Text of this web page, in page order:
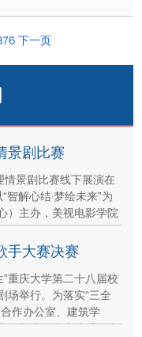
下一页
景剧比赛
景剧比赛线下展演在
解心结·梦绘未来”为
）主办，美视电影学院
手大赛决赛
重庆大学第二十八届校
场举行。为落实“三全
作办公室、建筑学
师与十位参赛选手同台